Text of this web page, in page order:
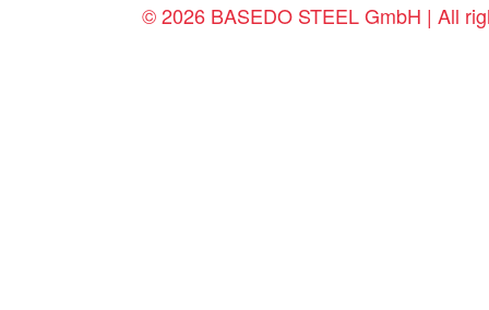
© 2026 BASEDO STEEL GmbH | All